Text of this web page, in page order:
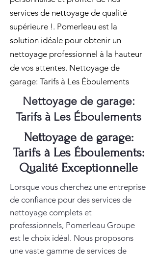
services de nettoyage de qualité
supérieure !. Pomerleau est la
solution idéale pour obtenir un
nettoyage professionnel à la hauteur
de vos attentes. Nettoyage de
garage: Tarifs à Les Éboulements
Nettoyage de garage:
Tarifs à Les Éboulements
Nettoyage de garage:
Tarifs à Les Éboulements:
Qualité Exceptionnelle
Lorsque vous cherchez une entreprise
de confiance pour des services de
nettoyage complets et
professionnels, Pomerleau Groupe
est le choix idéal. Nous proposons
une vaste gamme de services de